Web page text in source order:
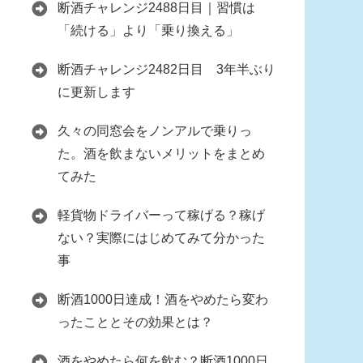
断酒チャレンジ2488日目｜習慣は
「続ける」より「乗り換える」
断酒チャレンジ2482日目 3年半ぶり
に更新します
久々の同窓会をノンアルで乗りっ
た。酒を飲まないメリットをまとめ
てみた
軽貨物ドライバーって稼げる？稼げ
ない？実際にはじめてみて分かった
事
断酒1000日達成！酒をやめたら変わ
ったこととその効果とは？